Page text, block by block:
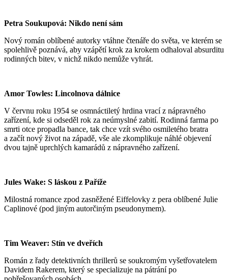
Petra Soukupová: Nikdo není sám
Nový román oblíbené autorky vtáhne čtenáře do světa, ve kterém se
spolehlivě poznává, aby vzápětí krok za krokem odhaloval absurditu
rodinných bitev, v nichž nikdo nemůže vyhrát.
Amor Towles: Lincolnova dálnice
V červnu roku 1954 se osmnáctiletý hrdina vrací z nápravného
zařízení, kde si odseděl rok za neúmyslné zabití. Rodinná farma po
smrti otce propadla bance, tak chce vzít svého osmiletého bratra
a začít nový život na západě, vše ale zkomplikuje náhlé objevení
dvou tajně uprchlých kamarádů z nápravného zařízení.
Jules Wake: S láskou z Paříže
Milostná romance zpod zasněžené Eiffelovky z pera oblíbené Julie
Caplinové (pod jiným autorčiným pseudonymem).
Tim Weaver: Stín ve dveřích
Román z řady detektivních thrillerů se soukromým vyšetřovatelem
Davidem Rakerem, který se specializuje na pátrání po